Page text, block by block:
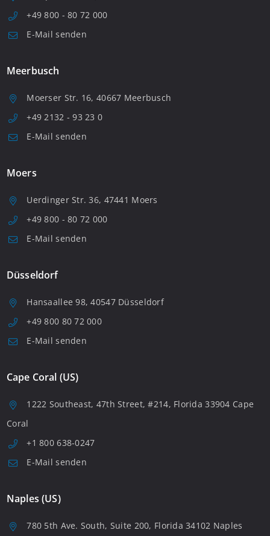
+49 800 - 80 72 000
E-Mail senden
Meerbusch
Moerser Str. 16, 40667 Meerbusch
+49 2132 - 93 23 0
E-Mail senden
Moers
Uerdinger Str. 36, 47441 Moers
+49 800 - 80 72 000
E-Mail senden
Düsseldorf
Hansaallee 98, 40547 Düsseldorf
+49 800 80 72 000
E-Mail senden
Cape Coral (US)
1222 Southeast, 47th Street, #214, Florida 33904 Cape
Coral
+1 800 638-0247
E-Mail senden
Naples (US)
780 5th Ave. South, Suite 200, Florida 34102 Naples